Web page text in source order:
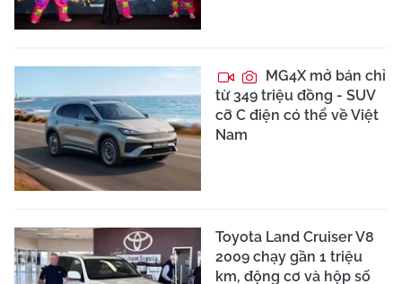
MG4X mở bán chỉ
từ 349 triệu đồng - SUV
cỡ C điện có thể về Việt
Nam
Toyota Land Cruiser V8
2009 chạy gần 1 triệu
km, động cơ và hộp số